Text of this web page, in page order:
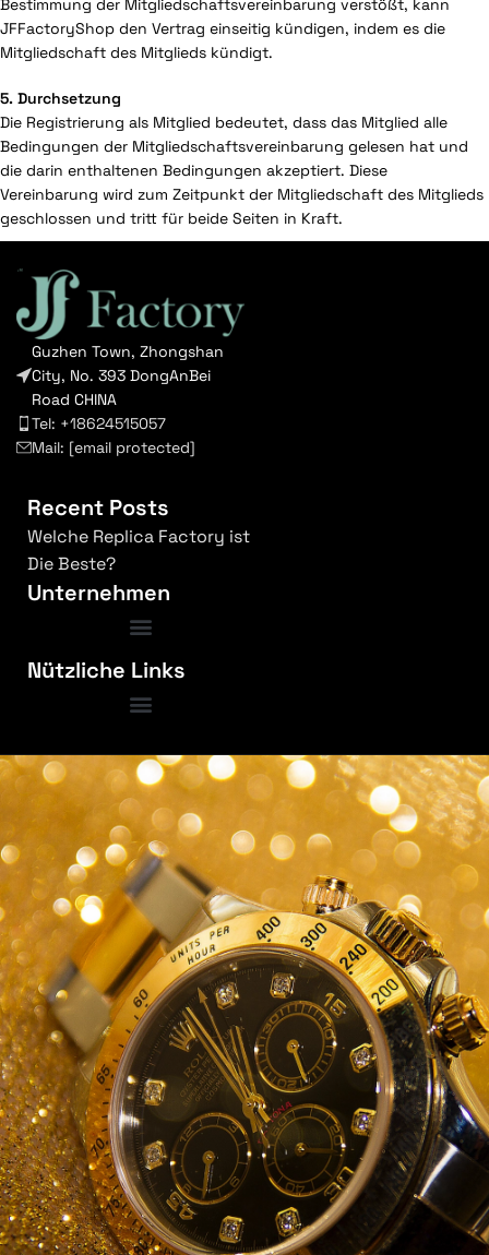
Bestimmung der Mitgliedschaftsvereinbarung verstößt, kann
JFFactoryShop den Vertrag einseitig kündigen, indem es die
Mitgliedschaft des Mitglieds kündigt.
5. Durchsetzung
Die Registrierung als Mitglied bedeutet, dass das Mitglied alle
Bedingungen der Mitgliedschaftsvereinbarung gelesen hat und
die darin enthaltenen Bedingungen akzeptiert. Diese
Vereinbarung wird zum Zeitpunkt der Mitgliedschaft des Mitglieds
geschlossen und tritt für beide Seiten in Kraft.
Guzhen Town, Zhongshan
City, No. 393 DongAnBei
Road CHINA
Tel: +18624515057
Mail: [email protected]
Recent Posts
Welche Replica Factory ist
Die Beste?
Unternehmen
Nützliche Links